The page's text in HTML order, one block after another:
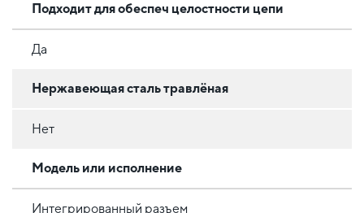
Подходит для обеспеч целостности цепи
Да
Нержавеющая сталь травлёная
Нет
Модель или исполнение
Интегрированный разъем